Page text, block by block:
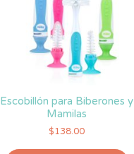
Escobillón para Biberones y
Mamilas
$138.00